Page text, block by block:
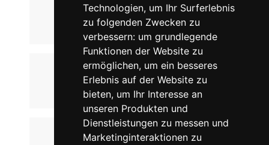
Technologien, um Ihr Surferlebnis
zu folgenden Zwecken zu
verbessern: um grundlegende
Funktionen der Website zu
ermöglichen, um ein besseres
Erlebnis auf der Website zu
bieten, um Ihr Interesse an
unseren Produkten und
Dienstleistungen zu messen und
Marketinginteraktionen zu